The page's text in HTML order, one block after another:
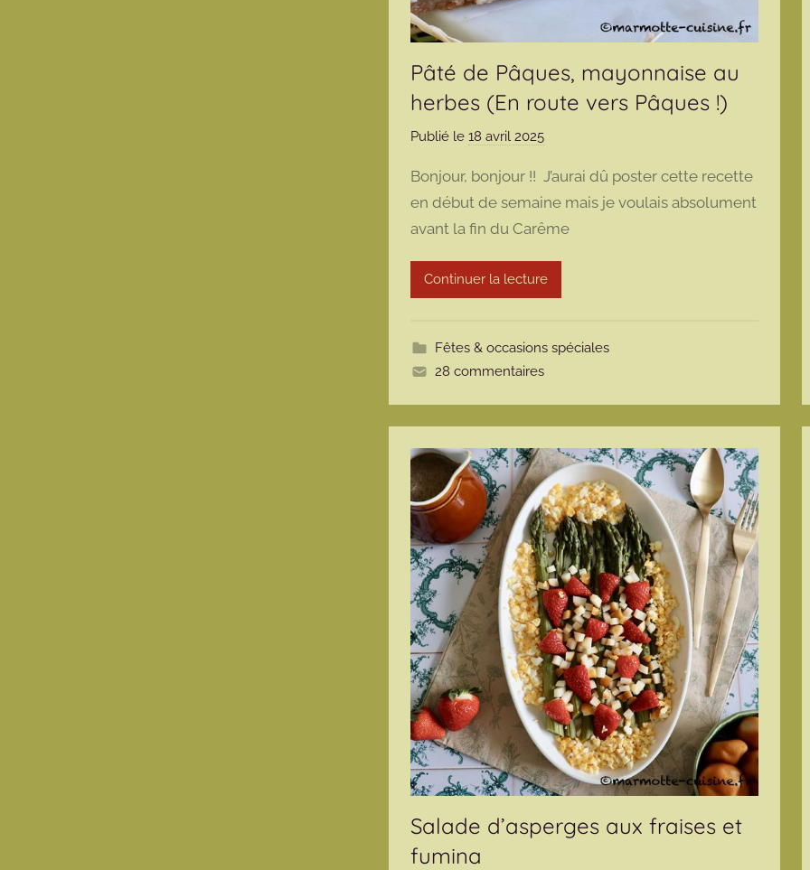
Pâté de Pâques, mayonnaise au
herbes (En route vers Pâques !)
Publié le 18 avril 2025p
r
m
a
m
o
t
e
Bonjour, bonjour !! J’aurai dû poster cette recette
en début de semaine mais je voulais absolument
avant la fin du Carême
Continuer la lecture
Fêtes & occasions spéciales
28 commentaires
Salade d’asperges aux fraises et
fumina